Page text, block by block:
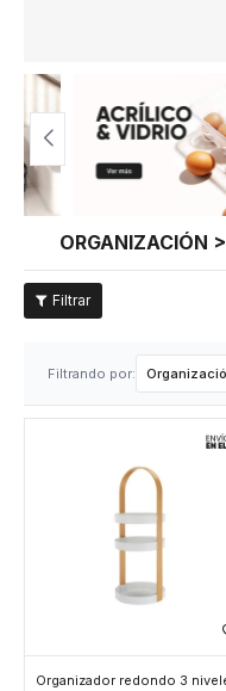
ORGANIZACIÓN
Filtrando por: